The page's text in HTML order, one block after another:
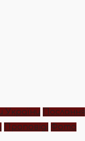
України
Послання
Проповіді Фото